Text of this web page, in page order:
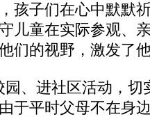
孩子们在心中默默
儿童在实际参观、
们的视野，激发了
、进社区活动，切
于平时父母不在身